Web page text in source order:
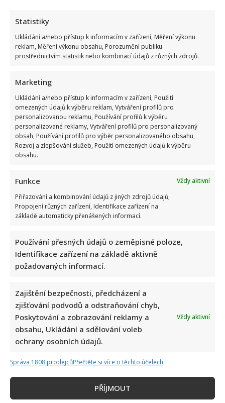
Statistiky
Ukládání a/nebo přístup k informacím v zařízení, Měření výkonu
reklam, Měření výkonu obsahu, Porozumění publiku
prostřednictvím statistik nebo kombinací údajů z různých zdrojů.
Marketing
Ukládání a/nebo přístup k informacím v zařízení, Použití
omezených údajů k výběru reklam, Vytváření profilů pro
personalizovanou reklamu, Používání profilů k výběru
personalizované reklamy, Vytváření profilů pro personalizovaný
obsah, Používání profilů pro výběr personalizovaného obsahu,
Rozvoj a zlepšování služeb, Použití omezených údajů k výběru
obsahu.
Funkce
Vždy aktivní
Přiřazování a kombinování údajů z jiných zdrojů údajů,
Propojení různých zařízení, Identifikace zařízení na
základě automaticky přenášených informací.
Používání přesných údajů o zeměpisné poloze,
Identifikace zařízení na základě aktivně
požadovaných informací.
Zajištění bezpečnosti, předcházení a
zjišťování podvodů a odstraňování chyb,
Poskytování a zobrazování reklamy a
obsahu, Ukládání a sdělování voleb
ochrany osobních údajů.
Vždy aktivní
Správa 1808 prodejcůPřečtěte si více o těchto účelech
PŘÍJMOUT
Kristýna Leichtová se zastala kojení na veřejnosti pomocí
kontroverzní fotky: Bude prý bojovat celý týden
Marek Ztracený zrušil velkolepé finále svého koncertu na
Letné
projde málokdo, pamětníci by ale měli dát alespoň 8/10
Petr Macinka se pochlubil vzácnými fotkami své dcery z